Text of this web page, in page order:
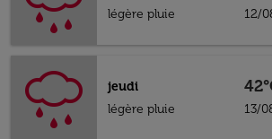
légère pluie
12/
jeudi
légère pluie
13/